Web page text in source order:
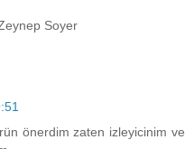
Soyer
önerdim zaten izleyicinim ve